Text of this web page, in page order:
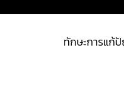
ทักษะการแก้